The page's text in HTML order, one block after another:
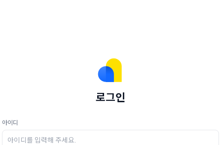
로그인
아이디